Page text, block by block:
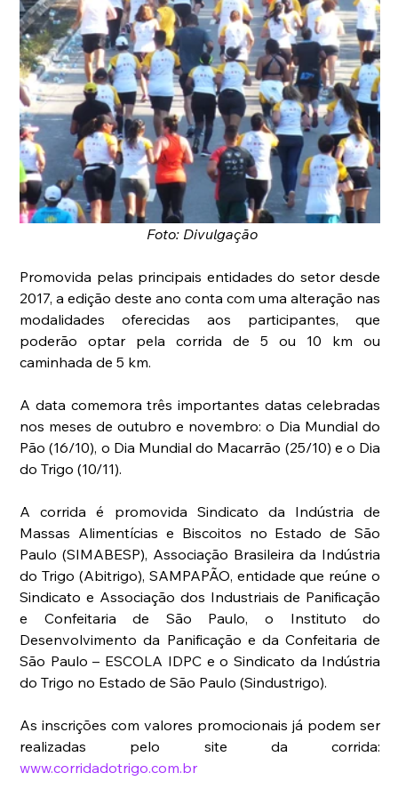
Foto: Divulgação
Promovida pelas principais entidades do setor desde
2017, a edição deste ano conta com uma alteração nas
modalidades oferecidas aos participantes, que
poderão optar pela corrida de 5 ou 10 km ou
caminhada de 5 km.
A data comemora três importantes datas celebradas
nos meses de outubro e novembro: o Dia Mundial do
Pão (16/10), o Dia Mundial do Macarrão (25/10) e o Dia
do Trigo (10/11).
A corrida é promovida Sindicato da Indústria de
Massas Alimentícias e Biscoitos no Estado de São
Paulo (SIMABESP), Associação Brasileira da Indústria
do Trigo (Abitrigo), SAMPAPÃO, entidade que reúne o
Sindicato e Associação dos Industriais de Panificação
e Confeitaria de São Paulo, o Instituto do
Desenvolvimento da Panificação e da Confeitaria de
São Paulo – ESCOLA IDPC e o Sindicato da Indústria
do Trigo no Estado de São Paulo (Sindustrigo).
As inscrições com valores promocionais já podem ser
www.corridadotrigo.com.br